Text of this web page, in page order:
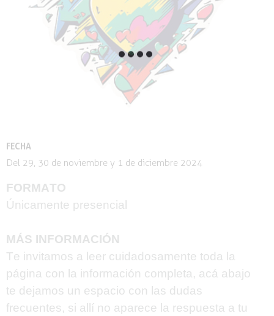
FECHA
Del 29, 30 de noviembre y 1 de diciembre 2024
FORMATO
Únicamente presencial
MÁS INFORMACIÓN
Te invitamos a leer cuidadosamente toda la
página con la información completa, acá abajo
te dejamos un espacio con las dudas
frecuentes, si allí no aparece la respuesta a tu